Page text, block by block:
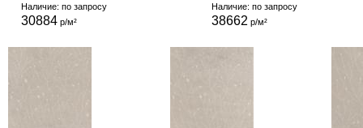
Наличие: по запросу
30884 р/м²
Наличие: по запросу
38662 р/м²